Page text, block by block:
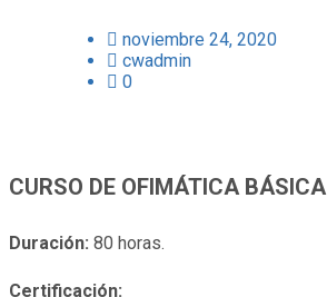
noviembre 24, 2020
cwadmin
0
CURSO DE OFIMÁTICA BÁSICA
Duración: 80 horas.
Certificación: